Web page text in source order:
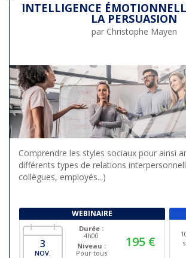
INTELLIGENCE
LA PERSUASION
par Christophe Mayen
Comprendre les styles sociaux pour ainsi
différents types de relations
collègues, employés...)
WEBINAIRE
3
NOV.
Durée :
4h00
Niveau :
Pour tous
195 €